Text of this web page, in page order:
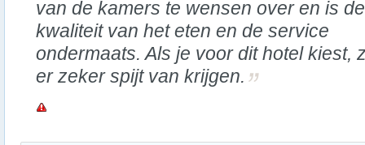
van de kamers te wensen over en is de
kwaliteit van het eten en de service
ondermaats. Als je voor dit hotel kiest,
er zeker spijt van krijgen.